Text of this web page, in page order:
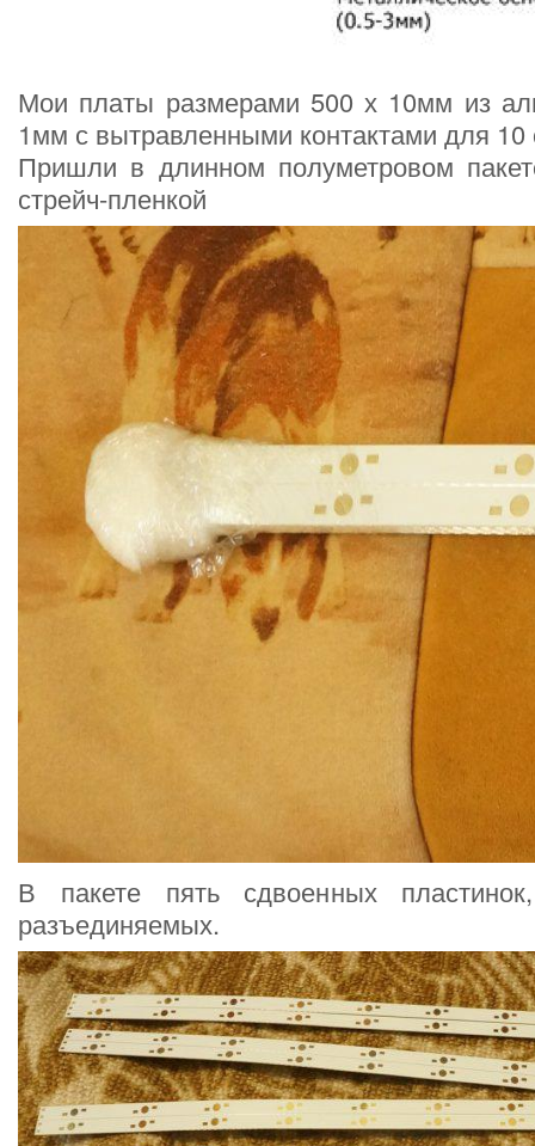
Мои платы размерами 500 х 10мм из
1мм с вытравленными контактами для 10
Пришли в длинном полуметровом
стрейч-пленкой
В пакете пять сдвоенных
разъединяемых.